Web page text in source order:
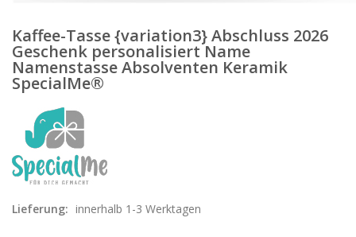
Kaffee-Tasse {variation3} Abschluss 2026
Geschenk personalisiert Name
Namenstasse Absolventen Keramik
SpecialMe®
Lieferung: innerhalb 1-3 Werktagen